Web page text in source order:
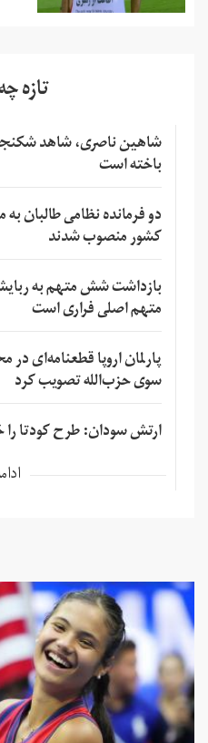
تازه
شاهین ناصری، شاهد
باخته است
دو فرمانده نظامی طالبان
کشور منصوب شدند
بازداشت شش متهم به
متهم اصلی فراری است
پارلمان اروپا قطعنامه‌ای
سوی حزب‌الله تصویب کرد
ارتش سودان: طرح کودتا